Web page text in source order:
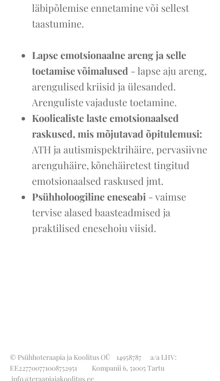
läbipõlemise ennetamine või sellest
taastumine.
Lapse emotsionaalne areng ja selle
toetamise võimalused - lapse aju areng,
arengulised kriisid ja ülesanded.
Arenguliste vajaduste toetamine.
Kooliealiste laste emotsionaalsed
raskused, mis mõjutavad õpitulemusi:
ATH ja autismispektrihäire, pervasiivne
arenguhäire, kõnehäiretest tingitud
emotsionaalsed raskused jmt.
Psühholoogiline eneseabi - vaimse
tervise alased baasteadmised ja
praktilised enesehoiu viisid.
© Psühhoteraapia ja Koolitus OÜ 14958787 a/a LHV:
EE227700771008752951 Kompanii 6, 51005 Tartu
info@teraapiajakoolitus.ee